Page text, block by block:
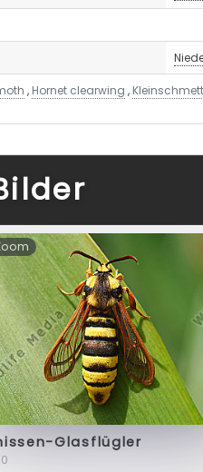
, Hornet clearwing ,
Glasflügler